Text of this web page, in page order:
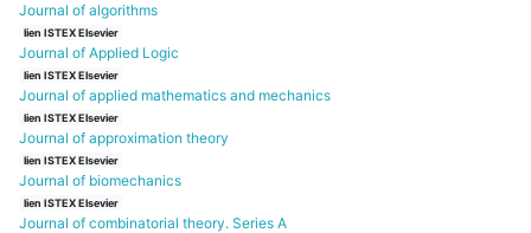
Journal of algorithms
lien ISTEX Elsevier
Journal of Applied Logic
lien ISTEX Elsevier
Journal of applied mathematics and mechanics
lien ISTEX Elsevier
Journal of approximation theory
lien ISTEX Elsevier
Journal of biomechanics
lien ISTEX Elsevier
Journal of combinatorial theory. Series A